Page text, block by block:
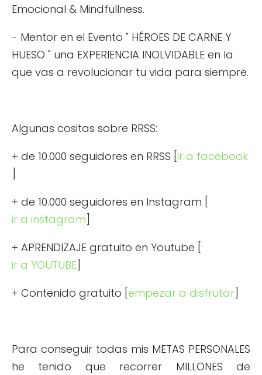
Emocional & Mindfullness.
- Mentor en el Evento " HÉROES DE CARNE Y
HUESO " una EXPERIENCIA INOLVIDABLE en la
que vas a revolucionar tu vida para siempre.
Algunas cositas sobre RRSS:
+ de 10.000 seguidores en RRSS [ ir a facebook
+ de 10.000 seguidores en Instagram [
ir a instagram
+ APRENDIZAJE gratuito en Youtube [
ir a YOUTUBE
+ Contenido gratuito [ empezar a disfrutar
Para conseguir todas mis METAS PERSONALES
he tenido que recorrer MILLONES de